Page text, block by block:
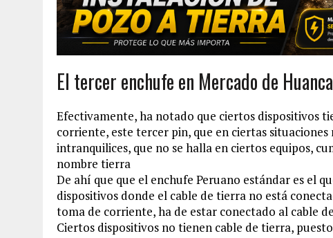
El tercer enchufe en Mercado de
Efectivamente, ha notado que ciertos dispositivos
corriente, este tercer pin, que en ciertas
intranquilices, que no se halla en ciertos equipos,
nombre tierra
De ahí que que el enchufe Peruano estándar es el
dispositivos donde el cable de tierra no está
toma de corriente, ha de estar conectado al cable
Ciertos dispositivos no tienen cable de tierra,